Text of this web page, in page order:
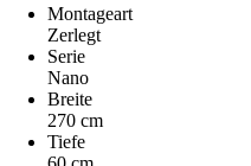
Montageart
Zerlegt
Serie
Nano
Breite
270 cm
Tiefe